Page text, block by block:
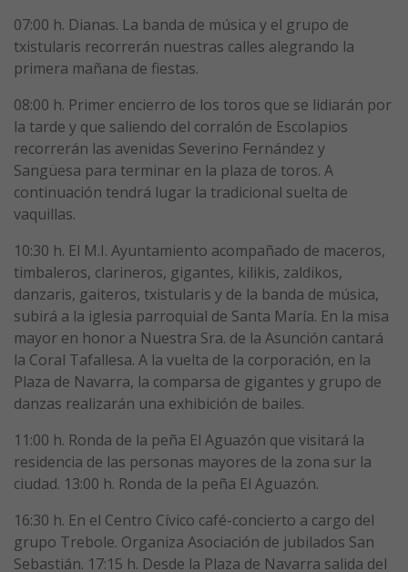
07:00 h. Dianas. La banda de música y el grupo de
txistularis recorrerán nuestras calles alegrando la
primera mañana de fiestas.
08:00 h. Primer encierro de los toros que se lidiarán por
la tarde y que saliendo del corralón de Escolapios
recorrerán las avenidas Severino Fernández y
Sangüesa para terminar en la plaza de toros. A
continuación tendrá lugar la tradicional suelta de
vaquillas.
10:30 h. El M.I. Ayuntamiento acompañado de maceros,
timbaleros, clarineros, gigantes, kilikis, zaldikos,
danzaris, gaiteros, txistularis y de la banda de música,
subirá a la iglesia parroquial de Santa María. En la misa
mayor en honor a Nuestra Sra. de la Asunción cantará
la Coral Tafallesa. A la vuelta de la corporación, en la
Plaza de Navarra, la comparsa de gigantes y grupo de
danzas realizarán una exhibición de bailes.
11:00 h. Ronda de la peña El Aguazón que visitará la
residencia de las personas mayores de la zona sur la
ciudad. 13:00 h. Ronda de la peña El Aguazón.
16:30 h. En el Centro Cívico café-concierto a cargo del
grupo Trebole. Organiza Asociación de jubilados San
Sebastián. 17:15 h. Desde la Plaza de Navarra salida del